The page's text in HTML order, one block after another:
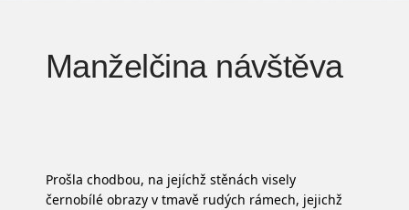
Manželčina návštěva
Prošla chodbou, na jejíchž stěnách visely
černobílé obrazy v tmavě rudých rámech, jejichž